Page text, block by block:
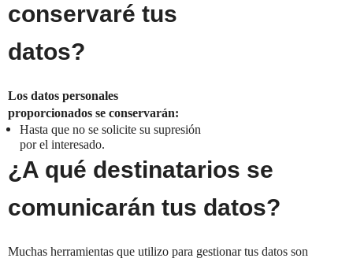
conservaré tus
datos?
Los datos personales
proporcionados se conservarán:
Hasta que no se solicite su supresión
por el interesado.
¿A qué destinatarios se
comunicarán tus datos?
Muchas herramientas que utilizo para gestionar tus datos son